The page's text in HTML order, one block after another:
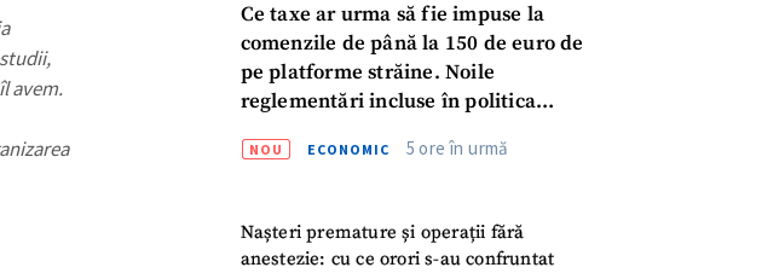
avem.
Ce taxe ar urma să fie impuse la
comenzile de până la 150 de euro de
pe platforme străine. Noile
reglementări incluse în politica
NOU ECONOMIC 5 ore în urmă
Nașteri premature și operații fără
anestezie: cu ce orori s-au confruntat